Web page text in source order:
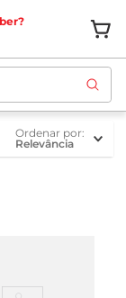
ordenar por
Relevância